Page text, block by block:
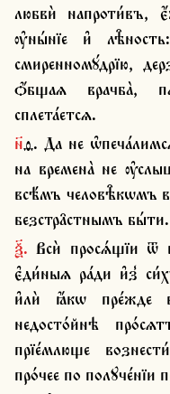
любвѝ напроти́въ,
ѹ҆ны́нїе и҆
смиренномꙋ́дрїю,
ѻ҆́бщаѧ врачба̀,
сплета́етсѧ.
н҃ѳ. Да не ѡ҆печа́лимсѧ просѧ́ще ѹ҆ гдⷭ҇а проше́нїй, и҆
на времена̀ не
всѣ́мъ человѣ̑кѡмъ
безстра̑стнымъ бы́ти.
ѯ҃. Всѝ просѧ́щїи ѿ бг҃а проше́нїй, и҆ не прїе́мшїи,
є҆ди́ныѧ ра́ди и҆з̾
и҆лѝ ꙗ҆́кѡ пре́жде
недосто́йнѣ
прїе́млюще
про́чее по полꙋче́нїи